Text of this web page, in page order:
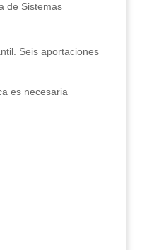
de Sistemas
Seis aportaciones
es necesaria